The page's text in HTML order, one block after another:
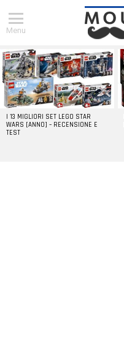
Menu
DERNIERS
ARTICLES
I 13 MIGLIORI SET LEGO STAR
WARS [ANNO] – RECENSIONE E
TEST